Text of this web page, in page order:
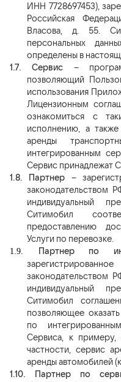
ИНН 7728697453),
Российская
Власова, д. 55.
персональных
определены в
1.7.
Сервис –
позволяющий
использования
Лицензионным
ознакомиться с
исполнению, а
аренды
интегрированным
Сервис принадлежат
1.8.
Партнер –
законодательством
индивидуальный
Ситимобил
предоставлению
Услуги по перевозке.
1.9. Партнер по
законодательством
индивидуальный
Ситимобил
позволяющее
по
Сервиса, к примеру,
частности, сервис
аренды автомобилей
1.10.
Партнер по